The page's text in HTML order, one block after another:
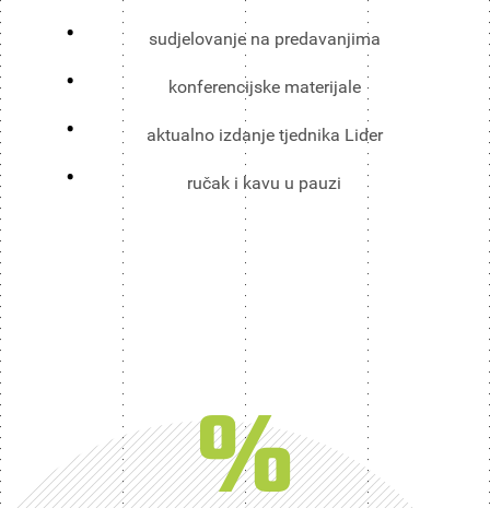
sudjelovanje na predavanjima
konferencijske materijale
aktualno izdanje tjednika Lider
ručak i kavu u pauzi
%